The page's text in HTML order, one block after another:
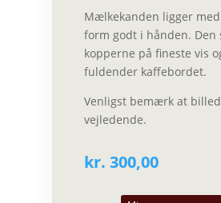
Mælkekanden ligger
form godt i hånden. Den
kopperne på fineste vis
fuldender kaffebordet.
Venligst bemærk at
vejledende.
kr. 300,00